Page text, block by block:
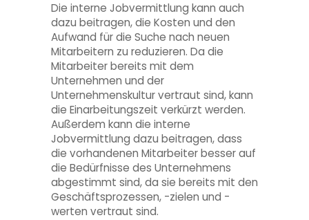
Die interne Jobvermittlung kann auch
dazu beitragen, die Kosten und den
Aufwand für die Suche nach neuen
Mitarbeitern zu reduzieren. Da die
Mitarbeiter bereits mit dem
Unternehmen und der
Unternehmenskultur vertraut sind, kann
die Einarbeitungszeit verkürzt werden.
Außerdem kann die interne
Jobvermittlung dazu beitragen, dass
die vorhandenen Mitarbeiter besser auf
die Bedürfnisse des Unternehmens
abgestimmt sind, da sie bereits mit den
Geschäftsprozessen, -zielen und -
werten vertraut sind.